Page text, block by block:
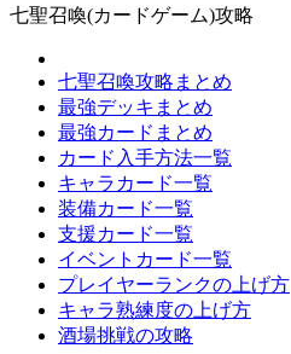
七聖召喚(カードゲーム)攻略
七聖召喚攻略まとめ
最強デッキまとめ
最強カードまとめ
カード入手方法一覧
キャラカード一覧
装備カード一覧
支援カード一覧
イベントカード一覧
プレイヤーランクの上げ方
キャラ熟練度の上げ方
酒場挑戦の攻略